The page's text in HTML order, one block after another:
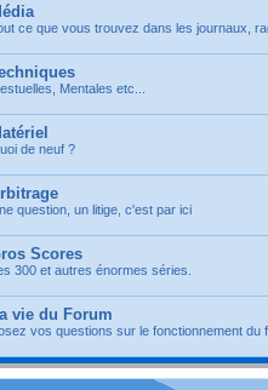
ce que vous trouvez dans les journaux,
Mentales etc...
de neuf ?
question, un litige, c'est par ici
Scores
300 et autres énormes séries.
vie du Forum
vos questions sur le fonctionnement du